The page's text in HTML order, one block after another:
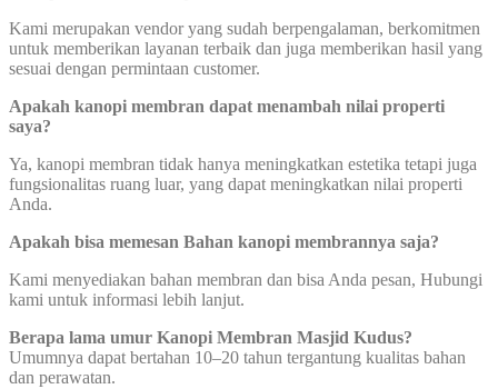
Kami merupakan vendor yang sudah berpengalaman, berkomitmen
untuk memberikan layanan terbaik dan juga memberikan hasil yang
sesuai dengan permintaan customer.
Apakah kanopi membran dapat menambah nilai properti
saya?
Ya, kanopi membran tidak hanya meningkatkan estetika tetapi juga
fungsionalitas ruang luar, yang dapat meningkatkan nilai properti
Anda.
Apakah bisa memesan Bahan kanopi membrannya saja?
Kami menyediakan bahan membran dan bisa Anda pesan, Hubungi
kami untuk informasi lebih lanjut.
Berapa lama umur Kanopi Membran Masjid Kudus?
Umumnya dapat bertahan 10–20 tahun tergantung kualitas bahan
dan perawatan.